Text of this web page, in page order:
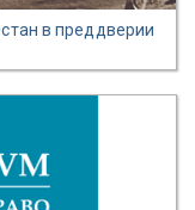
в преддверии